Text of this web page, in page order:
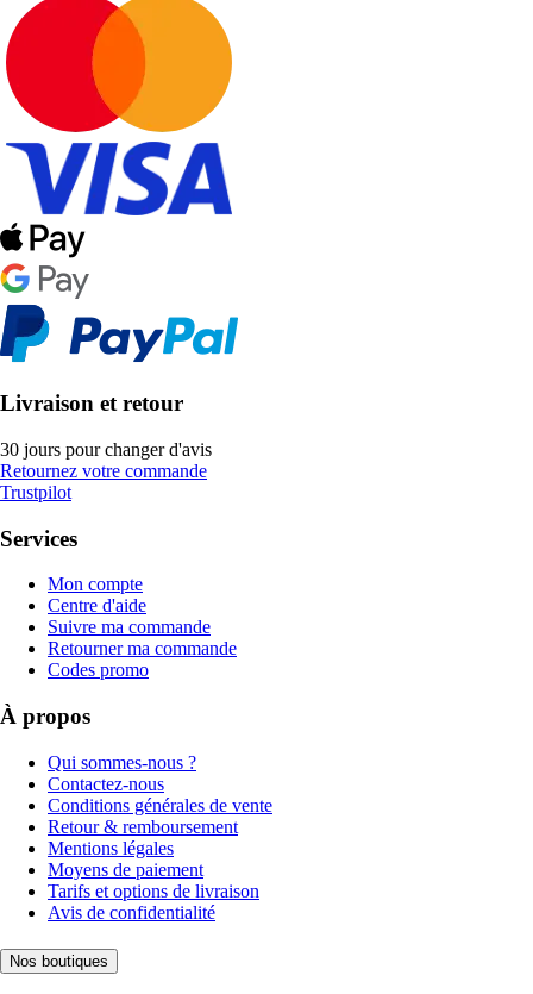
Livraison et retour
30 jours pour changer d'avis
Retournez votre commande
Trustpilot
Services
Mon compte
Centre d'aide
Suivre ma commande
Retourner ma commande
Codes promo
À propos
Qui sommes-nous ?
Contactez-nous
Conditions générales de vente
Retour & remboursement
Mentions légales
Moyens de paiement
Tarifs et options de livraison
Avis de confidentialité
Nos boutiques